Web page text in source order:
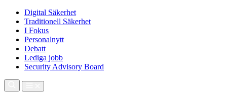
Digital Säkerhet
Traditionell Säkerhet
I Fokus
Personalnytt
Debatt
Lediga jobb
Security Advisory Board